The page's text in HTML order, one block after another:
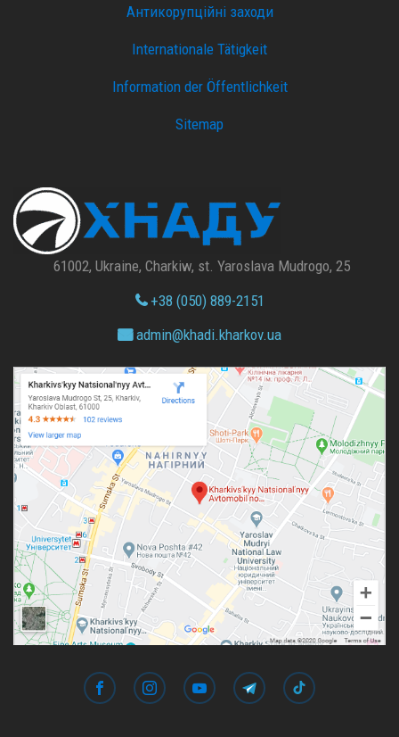
Антикорупційні заходи
Internationale Tätigkeit
Information der Öffentlichkeit
Sitemap
61002, Ukraine, Charkiw, st. Yaroslava Mudrogo, 25
+38 (050) 889-2151
admin@khadi.kharkov.ua